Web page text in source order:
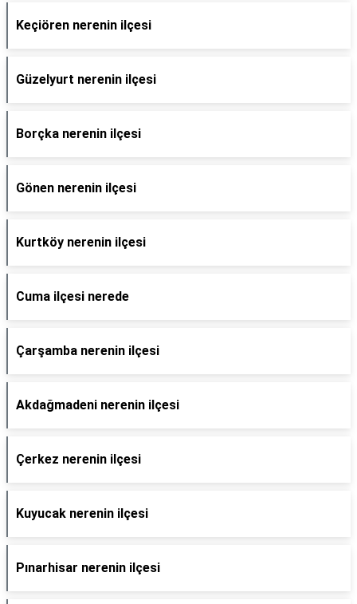
Keçiören nerenin ilçesi
Güzelyurt nerenin ilçesi
Borçka nerenin ilçesi
Gönen nerenin ilçesi
Kurtköy nerenin ilçesi
Cuma ilçesi nerede
Çarşamba nerenin ilçesi
Akdağmadeni nerenin ilçesi
Çerkez nerenin ilçesi
Kuyucak nerenin ilçesi
Pınarhisar nerenin ilçesi